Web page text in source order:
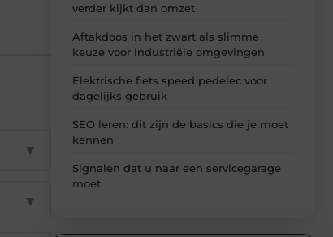
▼
▼
verder kijkt dan omzet
Aftakdoos in het zwart als slimme
keuze voor industriële omgevingen
Elektrische fiets speed pedelec voor
dagelijks gebruik
SEO leren: dit zijn de basics die je moet
kennen
Signalen dat u naar een servicegarage
moet